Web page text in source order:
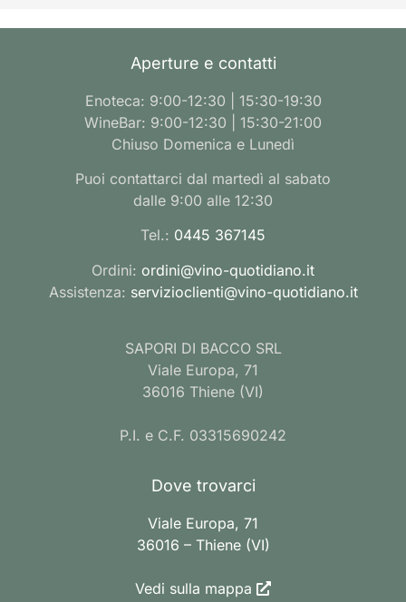
Aperture e contatti
Enoteca: 9:00-12:30 | 15:30-19:30
WineBar: 9:00-12:30 | 15:30-21:00
Chiuso Domenica e Lunedì
Puoi contattarci dal martedì al sabato
dalle 9:00 alle 12:30
Tel.: 0445 367145
Ordini: ordini@vino-quotidiano.it
Assistenza: servizioclienti@vino-quotidiano.it
SAPORI DI BACCO SRL
Viale Europa, 71
36016 Thiene (VI)
P.I. e C.F. 03315690242
Dove trovarci
Viale Europa, 71
36016 – Thiene (VI)
Vedi sulla mappa